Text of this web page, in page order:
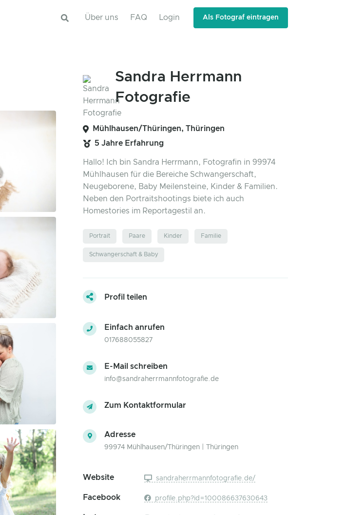
Über uns FAQ Login Als Fotograf eintragen
Sandra Herrmann
Fotografie
Mühlhausen/Thüringen, Thüringen
5 Jahre Erfahrung
Hallo! Ich bin Sandra Herrmann, Fotografin in 99974
Mühlhausen für die Bereiche Schwangerschaft,
Neugeborene, Baby Meilensteine, Kinder & Familien.
Neben den Portraitshootings biete ich auch
Homestories im Reportagestil an.
Portrait Paare Kinder Familie
Schwangerschaft & Baby
Profil teilen
Einfach anrufen
017688055827
E-Mail schreiben
info@sandraherrmannfotografie.de
Zum Kontaktformular
Adresse
99974 Mühlhausen/Thüringen | Thüringen
Website sandraherrmannfotografie.de/
Facebook profile.php?id=100086637630643